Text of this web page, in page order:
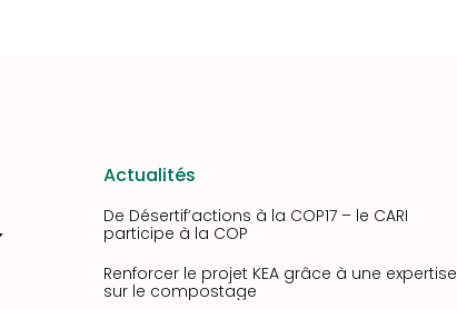
Actualités
De Désertif’actions à la COP17 – le CARI
participe à la COP
Renforcer le projet KEA grâce à une expertise
sur le compostage